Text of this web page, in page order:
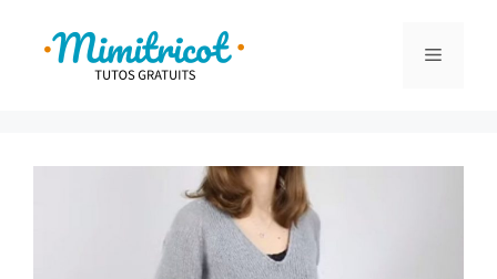
contenu
Menu